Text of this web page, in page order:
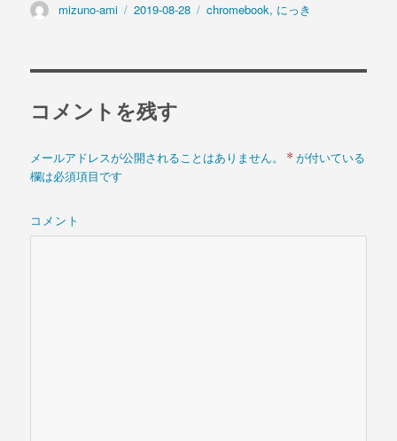
投
mizuno-ami
投
2019-08-28
カ
リ
chromebook, にっき
コメントを残す
メールアドレスが公開されることはありません。 * が付いている
欄は必須項目です
コメント